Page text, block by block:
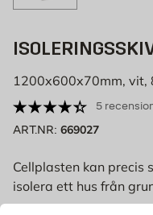
1200x600x70mm, vit,
5
ART.NR: 669027
Cellplasten kan precis
isolera ett hus från